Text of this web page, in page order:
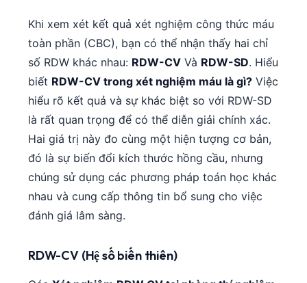
Khi xem xét kết quả xét nghiệm công thức máu
toàn phần (CBC), bạn có thể nhận thấy hai chỉ
số RDW khác nhau: RDW-CV Và RDW-SD. Hiểu
biết RDW-CV trong xét nghiệm máu là gì? Việc
hiểu rõ kết quả và sự khác biệt so với RDW-SD
là rất quan trọng để có thể diễn giải chính xác.
Hai giá trị này đo cùng một hiện tượng cơ bản,
đó là sự biến đổi kích thước hồng cầu, nhưng
chúng sử dụng các phương pháp toán học khác
nhau và cung cấp thông tin bổ sung cho việc
đánh giá lâm sàng.
RDW-CV (Hệ số biến thiên)